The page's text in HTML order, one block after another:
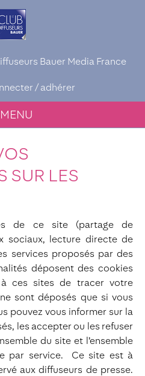
Bauer Media France
/ adhérer
SUR LES
de ce site (partage de
sociaux, lecture directe de
services proposés par des
déposent des cookies
ces sites de tracer votre
sont déposés que si vous
pouvez vous informer sur la
les accepter ou les refuser
du site et l’ensemble
par service. Ce site est à
aux diffuseurs de presse.